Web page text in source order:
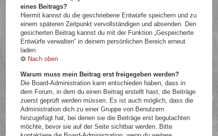
eines Beitrags?
Hiermit kannst du die geschriebene Entwürfe speichern und zu
einem späteren Zeitpunkt vervollständigen und absenden. Den
gesicherten Beitrag kannst du mit der Funktion „Gespeicherte
Entwürfe verwalten“ in deinem persönlichen Bereich erneut
laden.
Nach oben
Warum muss mein Beitrag erst freigegeben werden?
Die Board-Administration kann entschieden haben, dass in
dem Forum, in dem du einen Beitrag erstellt hast, die Beiträge
zuerst geprüft werden müssen. Es ist auch möglich, dass die
Administration dich zu einer Gruppe von Benutzern
hinzugefügt hat, bei denen sie die Beiträge erst begutachten
möchte, bevor sie auf der Seite sichtbar werden. Bitte